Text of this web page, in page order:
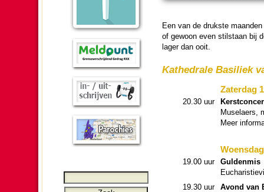
Een van de drukste
of gewoon even stil­staan bij
lager dan ooit.
Ka­the­drale Basiliek
Zater­dag
20.30 uur
Muselaers,
Meer
19.00 uur
Gulden­mis
19.30 uur
Avond van